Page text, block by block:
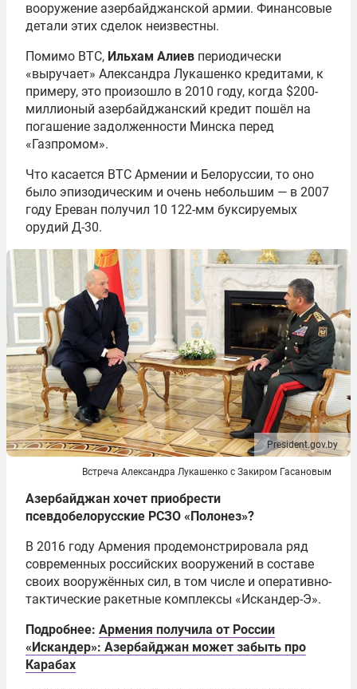
вооружение азербайджанской армии. Финансовые
детали этих сделок неизвестны.
Помимо ВТС, Ильхам Алиев периодически
«выручает» Александра Лукашенко кредитами, к
примеру, это произошло в 2010 году, когда $200-
миллионый азербайджанский кредит пошёл на
погашение задолженности Минска перед
«Газпромом».
Что касается ВТС Армении и Белоруссии, то оно
было эпизодическим и очень небольшим — в 2007
году Ереван получил 10 122-мм буксируемых
орудий Д-30.
President.gov.by
Встреча Александра Лукашенко с Закиром Гасановым
Азербайджан хочет приобрести
псевдобелорусские РСЗО «Полонез»?
В 2016 году Армения продемонстрировала ряд
современных российских вооружений в составе
своих вооружённых сил, в том числе и оперативно-
тактические ракетные комплексы «Искандер-Э».
Подробнее: Армения получила от России
«Искандер»: Азербайджан может забыть про
Карабах